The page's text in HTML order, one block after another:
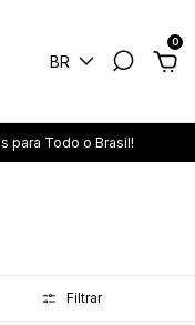
BR
0
para Todo o Brasil!
Filtrar